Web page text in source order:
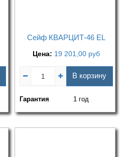
Сейф КВАРЦИТ-46 EL
Цена: 19 201,00 руб
В корзину
Гарантия 1 год